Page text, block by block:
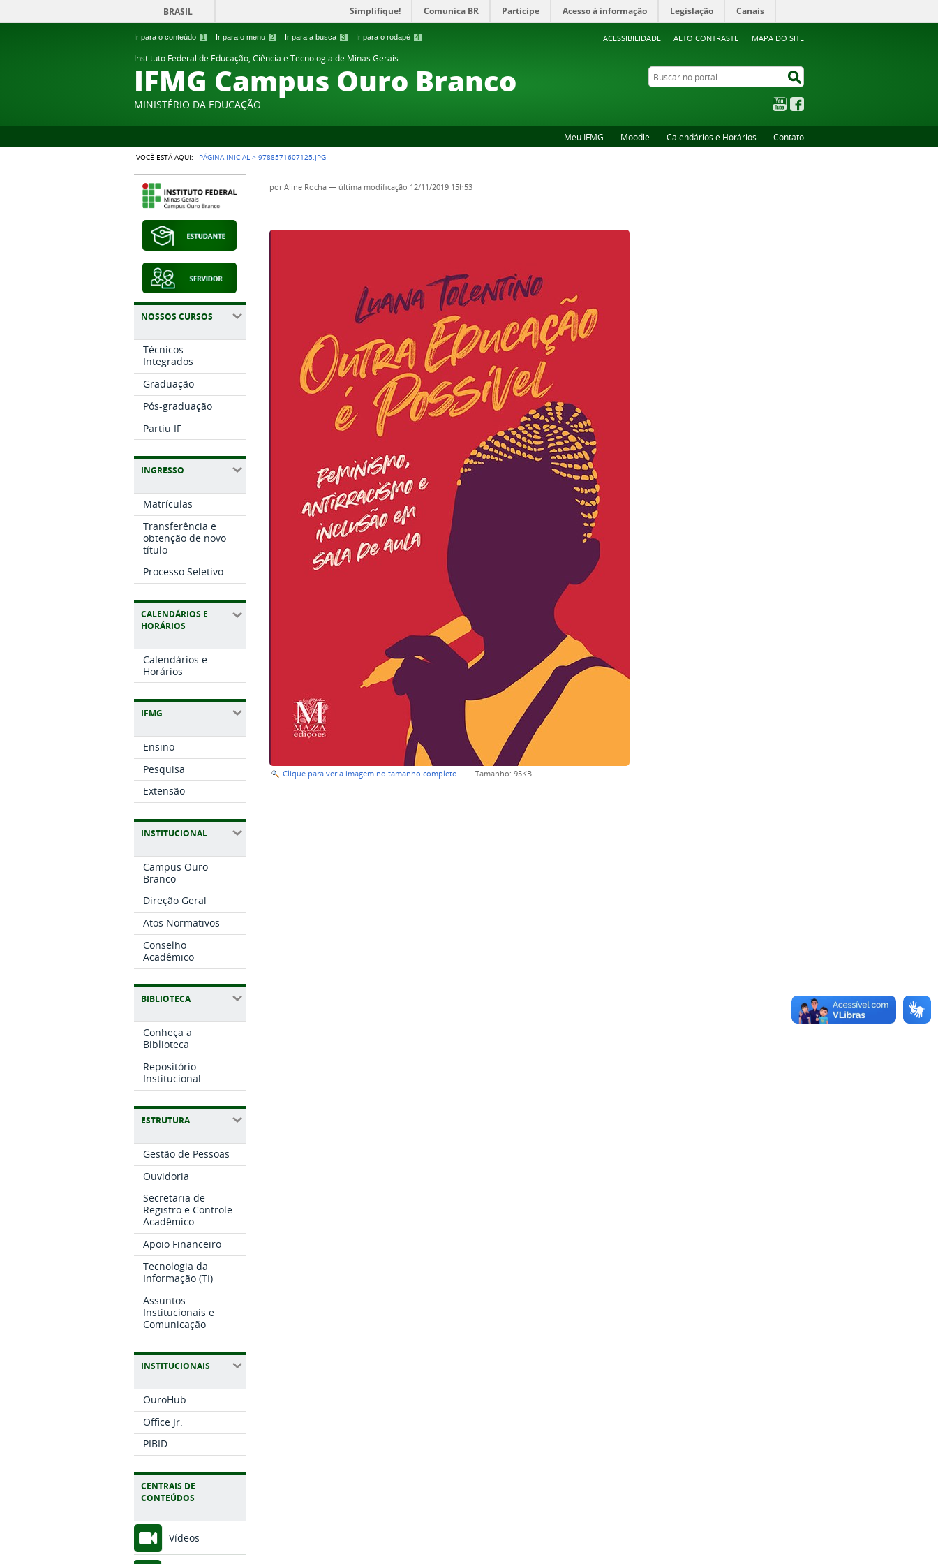
Ir para o conteúdo 1 Ir para o menu 2 Ir para a busca 3 Ir para o rodapé 4 ACESSIBILIDADE ALTO CONTRASTE MAPA DO SITE
BRASIL Simplifique! Comunica BR Participe Acesso à informação Legislação Canais
Instituto Federal de Educação, Ciência e Tecnologia de Minas Gerais
IFMG Campus Ouro Branco
MINISTÉRIO DA EDUCAÇÃO
Buscar no portal
YouTube
Meu IFMG Moodle Calendários e Horários Contato
VOCÊ ESTÁ AQUI: PÁGINA INICIAL >9788571607125.JPG
NOSSOS CURSOS
Técnicos
Integrados
Graduação
Pós-graduação
Partiu IF
INGRESSO
Matrículas
Transferência e
obtenção de novo
título
Processo Seletivo
CALENDÁRIOS E
HORÁRIOS
Calendários e
Horários
IFMG
Ensino
Pesquisa
Extensão
INSTITUCIONAL
Campus Ouro
Branco
Direção Geral
Atos Normativos
Conselho
Acadêmico
BIBLIOTECA
Conheça a
Biblioteca
Repositório
Institucional
ESTRUTURA
Gestão de Pessoas
Ouvidoria
Secretaria de
Registro e Controle
Acadêmico
Apoio Financeiro
Tecnologia da
Informação (TI)
Assuntos
Institucionais e
Comunicação
INSTITUCIONAIS
OuroHub
Office Jr.
PIBID
CENTRAIS DE
CONTEÚDOS
Vídeos
porAline Rocha — última modificação 12/11/2019 15h53
Clique para ver a imagem no tamanho completo… —Tamanho: 95KB